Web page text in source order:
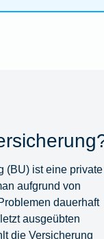
(BU) ist eine private
aufgrund von
dauerhaft
ausgeübten
die Versicherung